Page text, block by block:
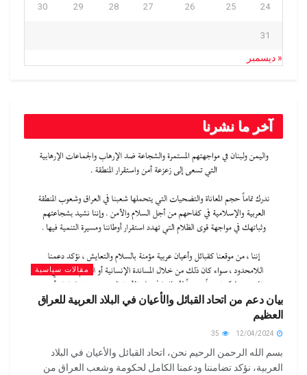
24
25
26
27
28
29
30
31
« ديسمبر
آخر ما نشرنا
مقالات سياسية
بيان دعم من اتحاد القبائل والأعيان في البلاد العربية للعراق
العظيم
بسم الله الرحمن الرحيم نحن، اتحاد القبائل والأعيان في البلاد
العربية، نؤكد تضامننا ودعمنا الكامل لحكومة وشعب العراق من